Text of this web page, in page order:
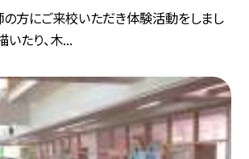
方にご来校いただき体験活動をしまし
いたり、木...